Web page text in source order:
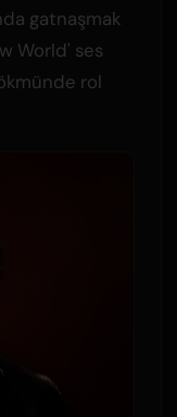
gatnaşmak
World' ses
rol